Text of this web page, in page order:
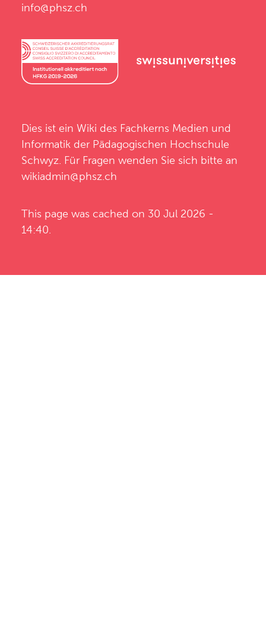
info@phsz.ch
Dies ist ein Wiki des Fachkerns Medien und
Informatik der Pädagogischen Hochschule
Schwyz . Für Fragen wenden Sie sich bitte an
wikiadmin@phsz.ch
This page was cached on 30 Jul 2026 -
14:40.